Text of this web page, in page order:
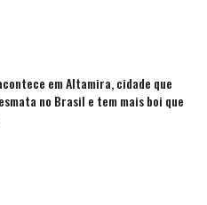
em Altamira, cidade que
no Brasil e tem mais boi que